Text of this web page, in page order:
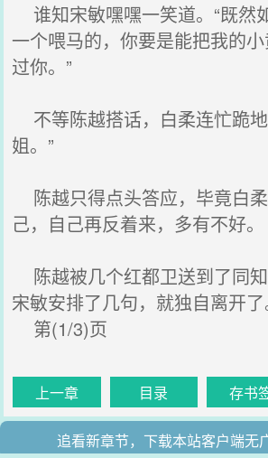
谁知宋敏嘿嘿一笑道。“既然
一个喂马的，你要是能把我的
过你。”
不等陈越搭话，白柔连忙跪
姐。”
陈越只得点头答应，毕竟白
己，自己再反着来，多有不好。
陈越被几个红都卫送到了同知
宋敏安排了几句，就独自离开了
第(1/3)页
上一章 目录 存书
追看新章节，下载本站客户端无